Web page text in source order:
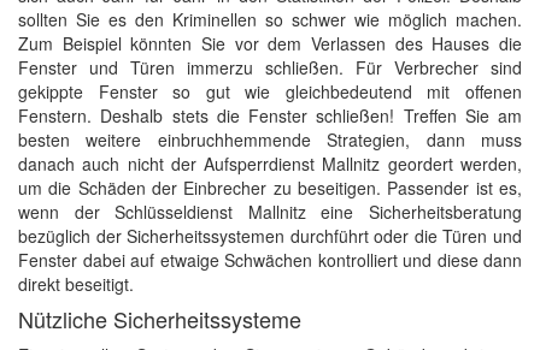
sollten Sie es den Kriminellen so schwer wie möglich machen.
Zum Beispiel könnten Sie vor dem Verlassen des Hauses die
Fenster und Türen immerzu schließen. Für Verbrecher sind
gekippte Fenster so gut wie gleichbedeutend mit offenen
Fenstern. Deshalb stets die Fenster schließen! Treffen Sie am
besten weitere einbruchhemmende Strategien, dann muss
danach auch nicht der Aufsperrdienst Mallnitz geordert werden,
um die Schäden der Einbrecher zu beseitigen. Passender ist es,
wenn der Schlüsseldienst Mallnitz eine Sicherheitsberatung
bezüglich der Sicherheitssystemen durchführt oder die Türen und
Fenster dabei auf etwaige Schwächen kontrolliert und diese dann
direkt beseitigt.
Nützliche Sicherheitssysteme